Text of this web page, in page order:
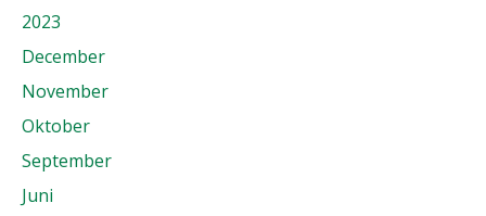
2023
December
November
Oktober
September
Juni